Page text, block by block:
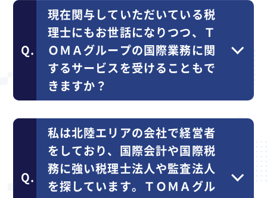
現在関与していただいている税
理士にもお世話になりつつ、Ｔ
ＯＭＡグループの国際業務に関
するサービスを受けることもで
きますか？
私は北陸エリアの会社で経営者
をしており、国際会計や国際税
務に強い税理士法人や監査法人
を探しています。ＴＯＭＡグル